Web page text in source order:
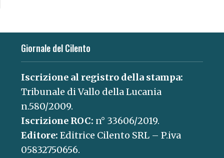
Giornale del Cilento
Iscrizione al registro della stampa:
Tribunale di Vallo della Lucania
n.580/2009.
Iscrizione ROC: n° 33606/2019.
Editore: Editrice Cilento SRL – P.iva
05832750656.